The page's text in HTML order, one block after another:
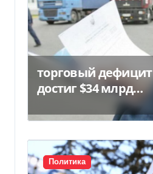
торговый дефицит
достиг $34 млрд…
Политика